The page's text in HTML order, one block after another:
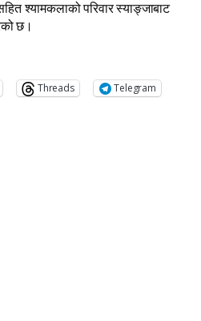
श्यामकलाको परिवार स्याङ्जाबाट
छ।
Threads Telegram